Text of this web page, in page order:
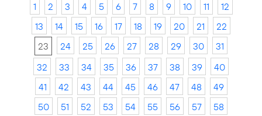
1 2 3 4 5 6 7 8 9 10 11
12
13
14 15 16 17 18 19 20 21
22
23
24 25 26 27 28 29 30
31
32
33 34 35 36 37 38 39
40
41
42 43 44 45 46 47 48
49
50
51 52 53 54 55 56 57
58